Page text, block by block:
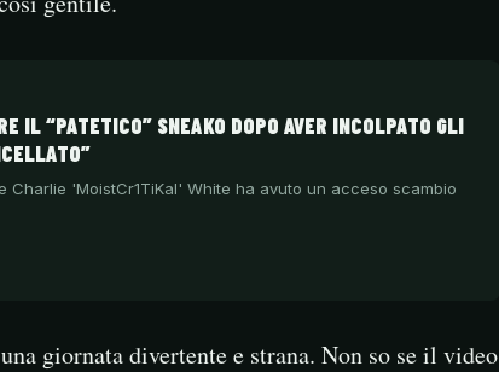
IL “PATETICO” SNEAKO DOPO AVER INCOLPATO GLI
Charlie 'MoistCr1TiKal' White ha avuto un acceso scambio
giornata divertente e strana. Non so se il video